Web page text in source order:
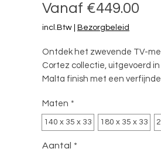
Vanaf €449.00
incl.Btw Bezorgbeleid
Ontdek het zwevende TV-
Cortez collectie, uitgevoerd
Malta finish met een
uitgefreesde handgrepen
meubel een moderne,
uitstraling. Dankzij het
ontwerp oogt Cortez licht en
Maten *
140 x 35 x 33 180 x 35 x 33
Aantal *